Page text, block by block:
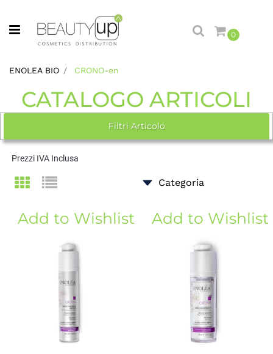
Open menu
0
ENOLEA BIO CRONO-en
CATALOGO ARTICOLI
Filtri Articolo
Prezzi IVA Inclusa
Add to Wishlist Add to Wishlist